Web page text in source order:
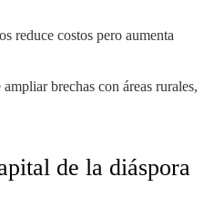
reduce costos pero aumenta
brechas con áreas rurales,
de la diáspora